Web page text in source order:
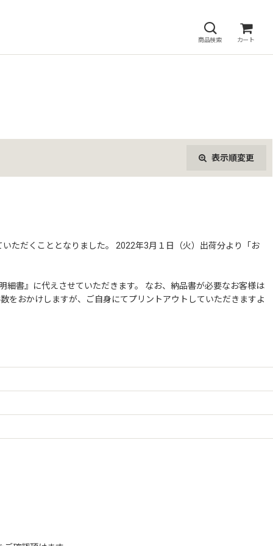
商品検索 カート
表示順変更
ただくこととなりました。 2022年3月１日（火）出荷分より「お
細書』に代えさせていただきます。 なお、納品書が必要なお客様は
をおかけしますが、ご自身にてプリントアウトしていただきますよ